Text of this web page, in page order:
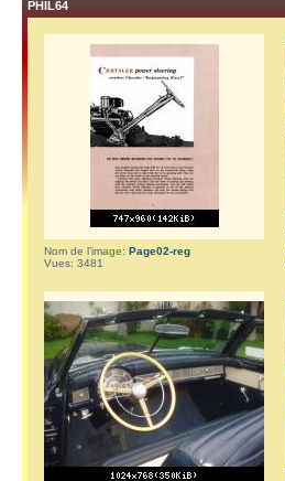
PHIL64
Nom de l’image: Page02-reg
Vues: 3481